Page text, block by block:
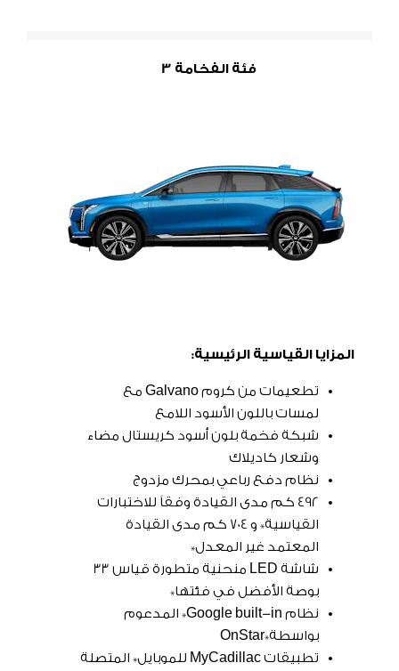
فئة الفخامة 3
المزايا القياسية الرئيسية:
تطعيمات من كروم Galvano مع
لمسات باللون الأسود اللامع
شبكة فخمة بلون أسود كريستال مضاء
وشعار كاديلاك
نظام دفع رباعي بمحرك مزدوج
492 كم مدى القيادة وفقاً للاختبارات
القياسية* و 704 كم مدى القيادة
المعتمد غير المعدل*
شاشة LED منحنية متطورة قياس 33
بوصة الأفضل في فئتها*
نظام Google built-in* المدعوم
بواسطة*OnStar
تطبيقات MyCadillac للموبايل* المتصلة